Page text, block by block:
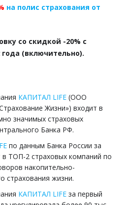
на полис страхования от
со скидкой -20% с
года (включительно).
КАПИТАЛ LIFE (ООО
Жизни») входит в
значимых страховых
Банка РФ.
по данным Банка России за
в ТОП-2 страховых компаний по
накопительно-
страхования жизни.
КАПИТАЛ LIFE за первый